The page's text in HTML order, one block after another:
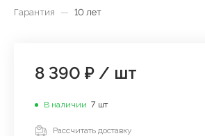
Гарантия
— 10 лет
8 390 ₽ / шт
В наличии 7 шт
Рассчитать доставку